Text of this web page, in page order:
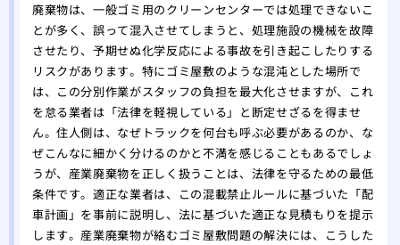
廃棄物は、一般ゴミ用のクリーンセンターでは処理できないこ
とが多く、誤って混入させてしまうと、処理施設の機械を故障
させたり、予期せぬ化学反応による事故を引き起こしたりする
リスクがあります。特にゴミ屋敷のような混沌とした場所で
は、この分別作業がスタッフの負担を最大化させますが、これ
を怠る業者は「法律を軽視している」と断定せざるを得ませ
ん。住人側は、なぜトラックを何台も呼ぶ必要があるのか、な
ぜこんなに細かく分けるのかと不満を感じることもあるでしょ
うが、産業廃棄物を正しく扱うことは、法律を守るための最低
条件です。適正な業者は、この混載禁止ルールに基づいた「配
車計画」を事前に説明し、法に基づいた適正な見積もりを提示
します。産業廃棄物が絡むゴミ屋敷問題の解決には、こうした